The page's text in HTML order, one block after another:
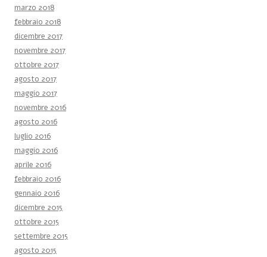
marzo 2018
febbraio 2018
dicembre 2017
novembre 2017
ottobre 2017
agosto 2017
maggio 2017
novembre 2016
agosto 2016
luglio 2016
maggio 2016
aprile 2016
febbraio 2016
gennaio 2016
dicembre 2015
ottobre 2015
settembre 2015
agosto 2015